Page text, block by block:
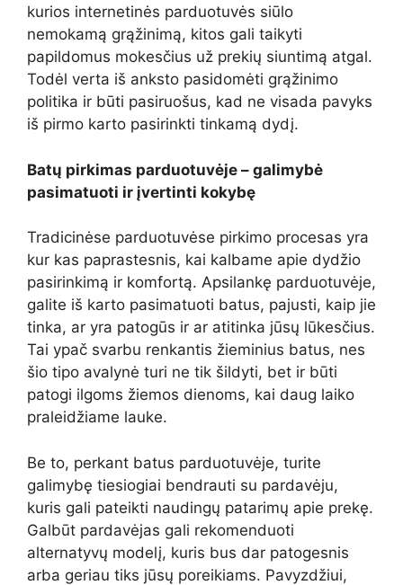
kurios internetinės parduotuvės siūlo
nemokamą grąžinimą, kitos gali taikyti
papildomus mokesčius už prekių siuntimą atgal.
Todėl verta iš anksto pasidomėti grąžinimo
politika ir būti pasiruošus, kad ne visada pavyks
iš pirmo karto pasirinkti tinkamą dydį.
Batų pirkimas parduotuvėje – galimybė
pasimatuoti ir įvertinti kokybę
Tradicinėse parduotuvėse pirkimo procesas yra
kur kas paprastesnis, kai kalbame apie dydžio
pasirinkimą ir komfortą. Apsilankę parduotuvėje,
galite iš karto pasimatuoti batus, pajusti, kaip jie
tinka, ar yra patogūs ir ar atitinka jūsų lūkesčius.
Tai ypač svarbu renkantis žieminius batus, nes
šio tipo avalynė turi ne tik šildyti, bet ir būti
patogi ilgoms žiemos dienoms, kai daug laiko
praleidžiame lauke.
Be to, perkant batus parduotuvėje, turite
galimybę tiesiogiai bendrauti su pardavėju,
kuris gali pateikti naudingų patarimų apie prekę.
Galbūt pardavėjas gali rekomenduoti
alternatyvų modelį, kuris bus dar patogesnis
arba geriau tiks jūsų poreikiams. Pavyzdžiui,